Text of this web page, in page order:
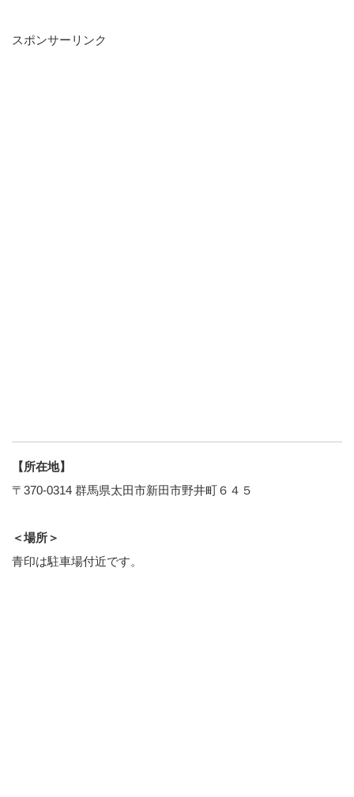
スポンサーリンク
【所在地】
〒370-0314 群馬県太田市新田市野井町６４５
＜場所＞
青印は駐車場付近です。